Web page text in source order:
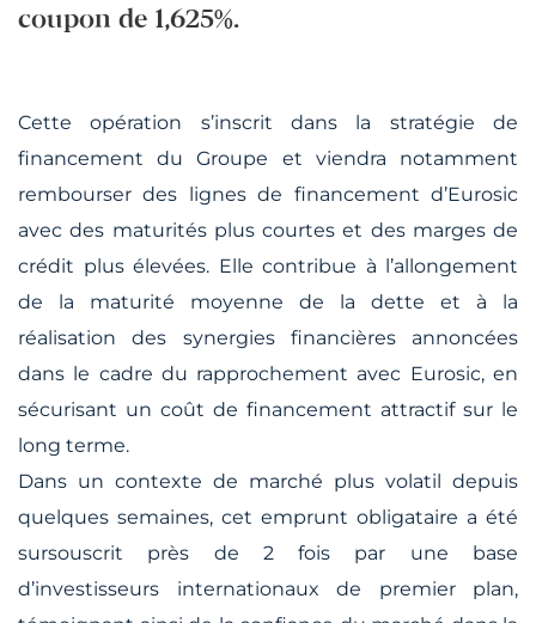
coupon de 1,625%.
Cette opération s’inscrit dans la stratégie de
financement du Groupe et viendra notamment
rembourser des lignes de financement d’Eurosic
avec des maturités plus courtes et des marges de
crédit plus élevées. Elle contribue à l’allongement
de la maturité moyenne de la dette et à la
réalisation des synergies financières annoncées
dans le cadre du rapprochement avec Eurosic, en
sécurisant un coût de financement attractif sur le
long terme.
Dans un contexte de marché plus volatil depuis
quelques semaines, cet emprunt obligataire a été
sursouscrit près de 2 fois par une base
d’investisseurs internationaux de premier plan,